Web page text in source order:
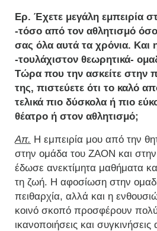
Ερ. Έχετε μεγάλη εμπειρία
-τόσο από τον αθλητισμό
σας όλα αυτά τα χρόνια. Και η
-τουλάχιστον θεωρητικά-
Τώρα που την ασκείτε στην
της, πιστεύετε ότι το καλό
τελικά πιο δύσκολα ή πιο
θέατρο ή στον αθλητισμό;
Απ. Η εμπειρία μου από την
στην ομάδα του ΖΑΟΝ και
έδωσε ανεκτίμητα μαθήματα
τη ζωή. Η αφοσίωση στην
πειθαρχία, αλλά και η
κοινό σκοπό προσφέρουν
ικανοποιήσεις και